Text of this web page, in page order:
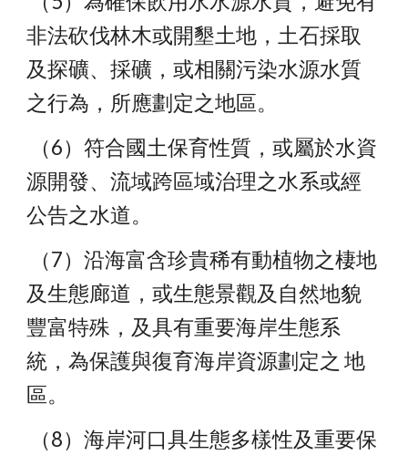
非法砍伐林木或開墾土地，土石採取
及探礦、採礦，或相關污染水源水質
之行為，所應劃定之地區。
源開發、流域跨區域治理之水系或經
公告之水道。
及生態廊道，或生態景觀及自然地貌
豐富特殊，及具有重要海岸生態系
統，為保護與復育海岸資源劃定之 地
區。